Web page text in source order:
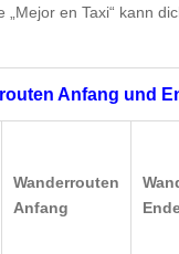
en Taxi“ kann
Anfang und
Wanderrouten
Anfang